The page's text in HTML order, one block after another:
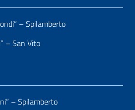
– Spilamberto
– San Vito
– Spilamberto